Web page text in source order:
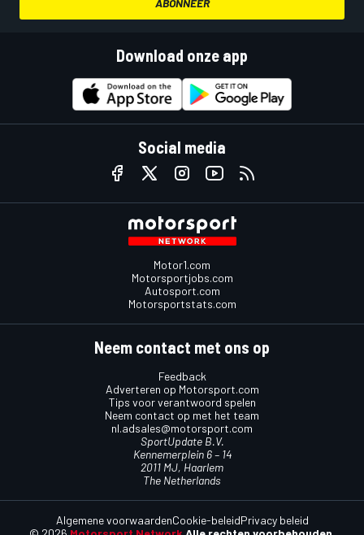
ABONNEER
Download onze app
Social media
Motor1.com
Motorsportjobs.com
Autosport.com
Motorsportstats.com
Neem contact met ons op
Feedback
Adverteren op Motorsport.com
Tips voor verantwoord spelen
Neem contact op met het team
nl.adsales@motorsport.com
SportUpdate B.V.
Kennemerplein 6 – 14
2011 MJ, Haarlem
The Netherlands
Algemene voorwaardenCookie-beleidPrivacy beleid